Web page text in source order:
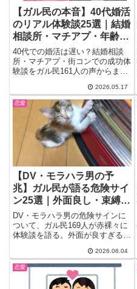
【ガル民の本音】40代婚活
のリアル体験談25選｜結婚
相談所・マチアプ・年齢差
の本音
40代での婚活は遅い？結婚相談
所・マチアプ・街コンでの成功体
験談をガル民161人の声からまと
ス詐欺など現実的な問題も包み隠
さず紹介。「45歳で入籍」「44
歳でアプリ婚活成功」のリアルな
体験談も。
2026.05.17
恋愛
【DV・モラハラ男の予
兆】ガル民が語る危険サイ
ン25選｜外面良し・束縛・
コントロール支配の体験談
DV・モラハラ男の危険サインに
ついて、ガル民169人が赤裸々に
体験談を語る。外面が良すぎる
に当たる癖・運転の荒さ…。見抜
けなかった後悔から学ぶ25の警
告サインと、自分を守るための対
処法まとめ。
2026.06.04
恋愛